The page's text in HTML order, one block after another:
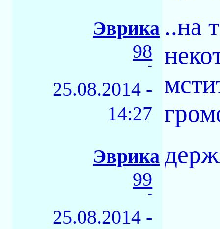
Эврика
98
-
25.08.2014 -
14:27
..на
Эврика
99
-
25.08.2014 -